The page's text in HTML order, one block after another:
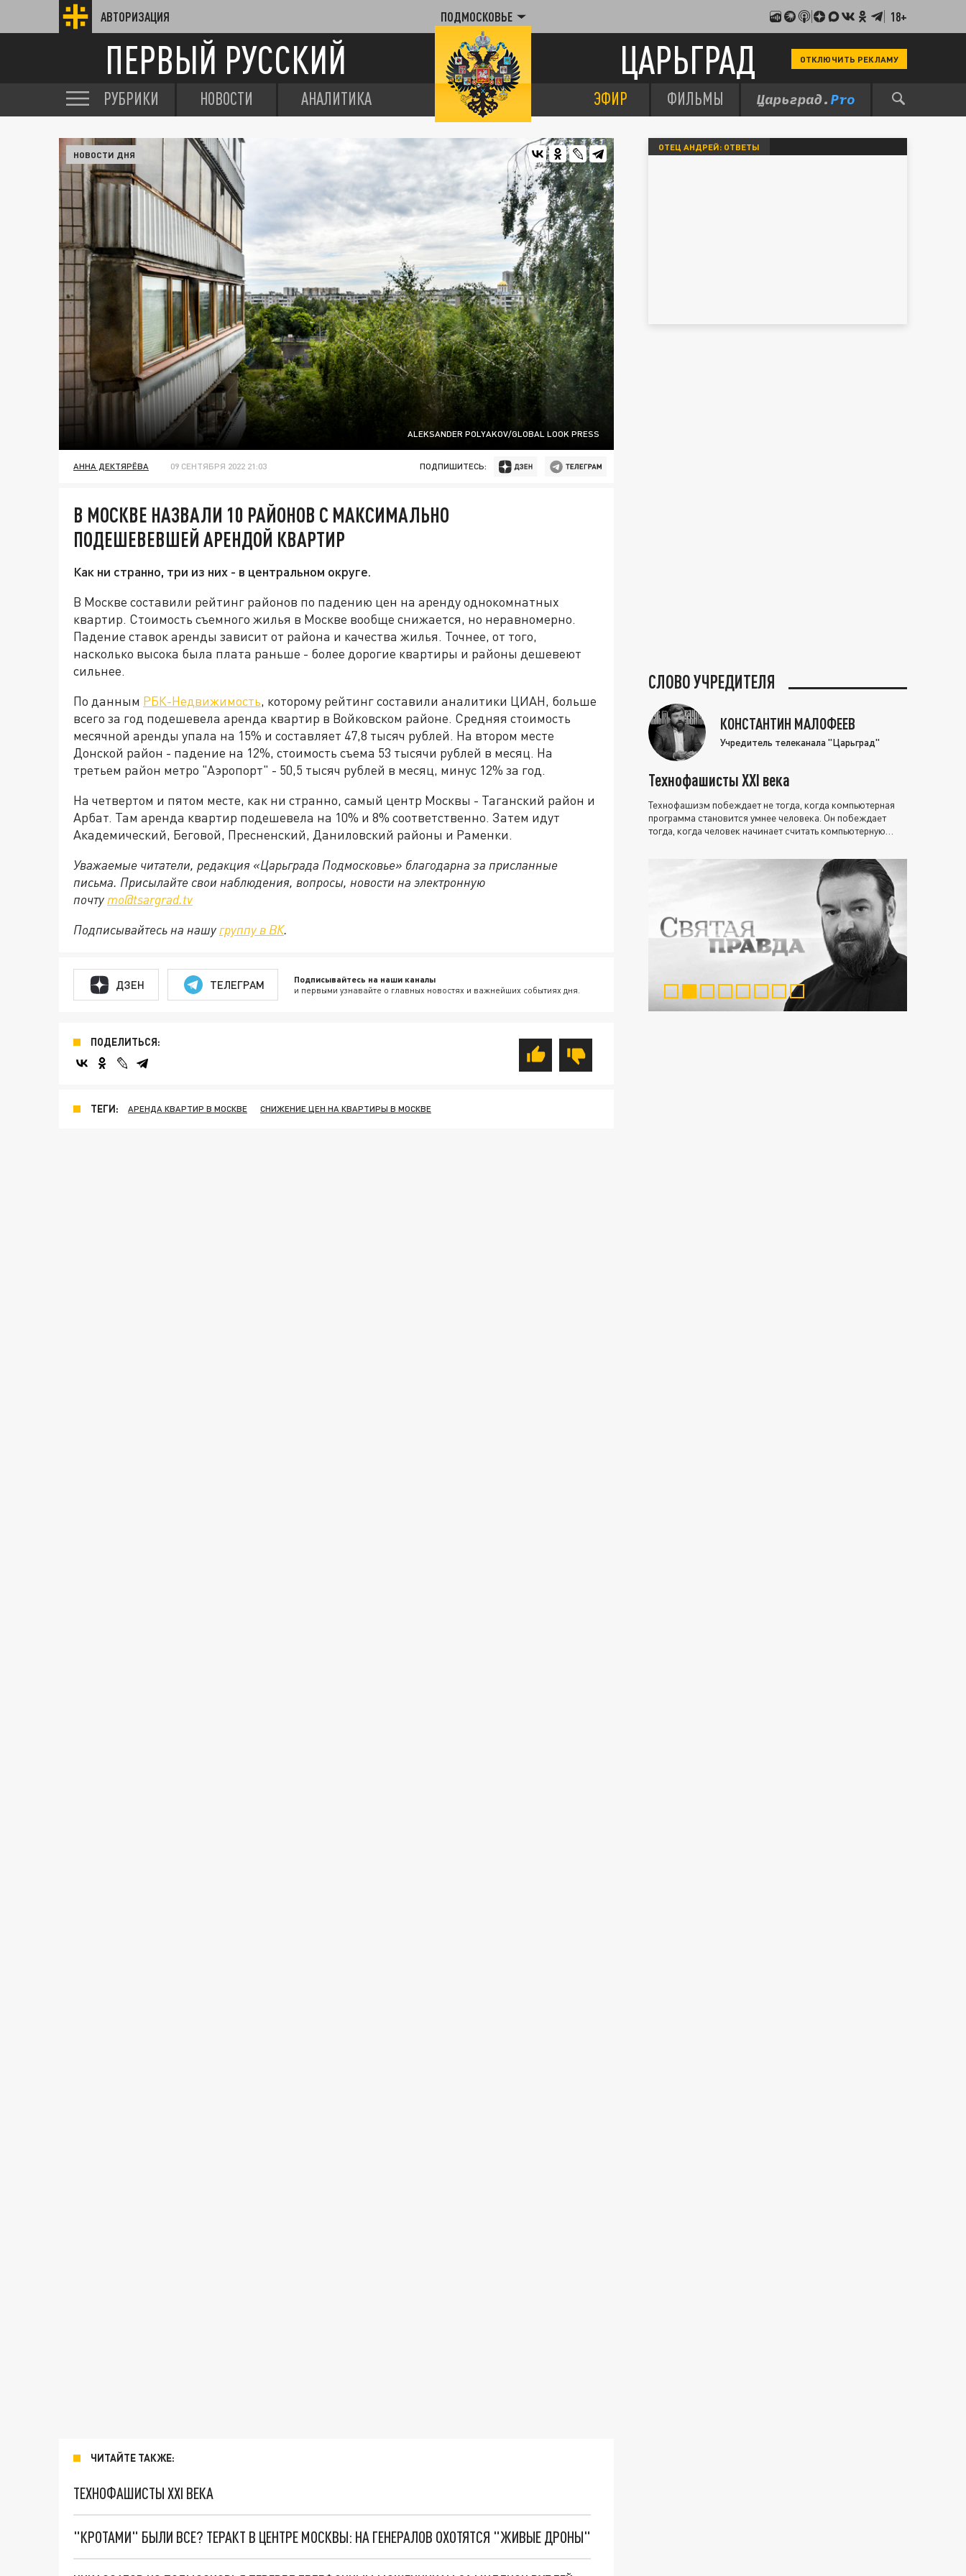
АВТОРИЗАЦИЯ ПОДМОСКОВЬЕ 18+
ПЕРВЫЙ РУССКИЙ ЦАРЬГРАД ОТКЛЮЧИТЬ РЕКЛАМУ
РУБРИКИ НОВОСТИ АНАЛИТИКА ЭФИР ФИЛЬМЫ
ALEKSANDER POLYAKOV/GLOBAL LOOK PRESS
НОВОСТИ ДНЯ
АННА ДЕКТЯРЁВА 09 СЕНТЯБРЯ 2022 21:03 ПОДПИШИТЕСЬ:
В МОСКВЕ НАЗВАЛИ 10 РАЙОНОВ С МАКСИМАЛЬНО
ПОДЕШЕВЕВШЕЙ АРЕНДОЙ КВАРТИР
Как ни странно, три из них - в центральном округе.
В Москве составили рейтинг районов по падению цен на аренду однокомнатных
квартир. Стоимость съемного жилья в Москве вообще снижается, но неравномерно.
Падение ставок аренды зависит от района и качества жилья. Точнее, от того,
насколько высока была плата раньше - более дорогие квартиры и районы дешевеют
сильнее.
По данным РБК-Недвижимость, которому рейтинг составили аналитики ЦИАН, больше
всего за год подешевела аренда квартир в Войковском районе. Средняя стоимость
месячной аренды упала на 15% и составляет 47,8 тысяч рублей. На втором месте
Донской район - падение на 12%, стоимость съема 53 тысячи рублей в месяц. На
третьем район метро "Аэропорт" - 50,5 тысяч рублей в месяц, минус 12% за год.
На четвертом и пятом месте, как ни странно, самый центр Москвы - Таганский район и
Арбат. Там аренда квартир подешевела на 10% и 8% соответственно. Затем идут
Академический, Беговой, Пресненский, Даниловский районы и Раменки.
Уважаемые читатели, редакция «Царьграда Подмосковье» благодарна за присланные
письма. Присылайте свои наблюдения, вопросы, новости на электронную
почту mo@tsargrad.tv
Подписывайтесь на нашу группу в ВК.
ДЗЕН ТЕЛЕГРАМ Подписывайтесь на наши каналы
и первыми узнавайте о главных новостях и важнейших событиях дня.
ПОДЕЛИТЬСЯ:
ТЕГИ: АРЕНДА КВАРТИР В МОСКВЕ СНИЖЕНИЕ ЦЕН НА КВАРТИРЫ В МОСКВЕ
ЧИТАЙТЕ ТАКЖЕ:
ТЕХНОФАШИСТЫ XXI ВЕКА
"КРОТАМИ" БЫЛИ ВСЕ? ТЕРАКТ В ЦЕНТРЕ МОСКВЫ: НА ГЕНЕРАЛОВ ОХОТЯТСЯ "ЖИВЫЕ ДРОНЫ"
ОТЕЦ АНДРЕЙ: ОТВЕТЫ
СЛОВО УЧРЕДИТЕЛЯ
КОНСТАНТИН МАЛОФЕЕВ
Учредитель телеканала "Царьград"
Технофашисты XXI века
Технофашизм побеждает не тогда, когда компьютерная
программа становится умнее человека. Он побеждает
тогда, когда человек начинает считать компьютерную